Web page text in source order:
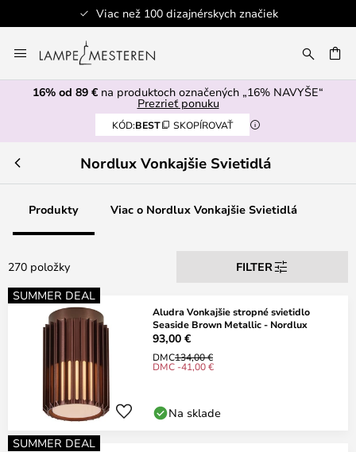
Bezpečná platba
to
Content
16% od 89 € na produktoch označených „16% NAVYŠE“
Prezrieť ponuku
KÓD:BEST SKOPÍROVAŤ
Nordlux Vonkajšie Svietidlá
Produkty Viac o Nordlux Vonkajšie Svietidlá
270 položky
FILTER
SUMMER DEAL
Aludra Vonkajšie stropné svietidlo
Seaside Brown Metallic - Nordlux
93,00 €
DMC134,00 €
DMC -41,00 €
Na sklade
SUMMER DEAL